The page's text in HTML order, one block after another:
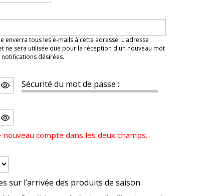
enverra tous les e-mails à cette adresse. L'adresse
ne sera utilisée que pour la réception d'un nouveau mot
désirées.
Sécurité du mot de passe :
compte dans les deux champs.
sur l’arrivée des produits de saison.